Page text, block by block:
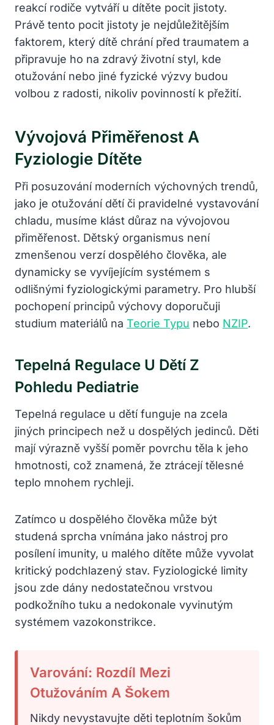
reakcí rodiče vytváří u dítěte pocit jistoty.
Právě tento pocit jistoty je nejdůležitějším
faktorem, který dítě chrání před traumatem a
připravuje ho na zdravý životní styl, kde
otužování nebo jiné fyzické výzvy budou
volbou z radosti, nikoliv povinností k přežití.
Vývojová Přiměřenost A
Fyziologie Dítěte
Při posuzování moderních výchovných trendů,
jako je otužování dětí či pravidelné vystavování
chladu, musíme klást důraz na vývojovou
přiměřenost. Dětský organismus není
zmenšenou verzí dospělého člověka, ale
dynamicky se vyvíjejícím systémem s
odlišnými fyziologickými parametry. Pro hlubší
pochopení principů výchovy doporučuji
studium materiálů na Teorie Typu nebo NZIP.
Tepelná Regulace U Dětí Z
Pohledu Pediatrie
Tepelná regulace u dětí funguje na zcela
jiných principech než u dospělých jedinců. Děti
mají výrazně vyšší poměr povrchu těla k jeho
hmotnosti, což znamená, že ztrácejí tělesné
teplo mnohem rychleji.
Zatímco u dospělého člověka může být
studená sprcha vnímána jako nástroj pro
posílení imunity, u malého dítěte může vyvolat
kritický podchlazený stav. Fyziologické limity
jsou zde dány nedostatečnou vrstvou
podkožního tuku a nedokonale vyvinutým
systémem vazokonstrikce.
Varování: Rozdíl Mezi
Otužováním A Šokem
Nikdy nevystavujte děti teplotním šokům